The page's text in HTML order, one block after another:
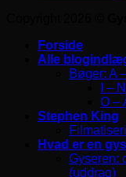
Forside
Alle
Bøger: A
I – N
O –
Stephen King
Hvad er en
Gyseren:
(uddrag)